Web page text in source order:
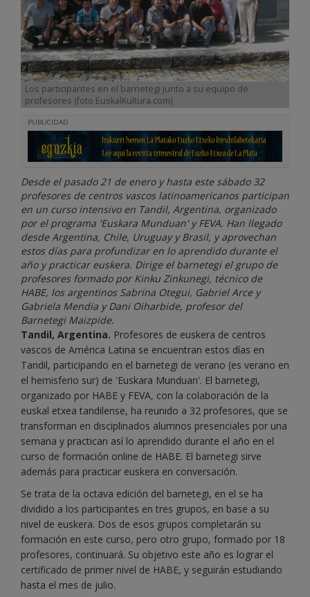
Los participantes en el barnetegi junto a su equipo de
profesores (foto EuskalKultura.com)
PUBLICIDAD
Desde el pasado 21 de enero y hasta este sábado 32
profesores de centros vascos latinoamericanos participan
en un curso intensivo en Tandil, Argentina, organizado
por el programa 'Euskara Munduan' y FEVA. Han llegado
desde Argentina, Chile, Uruguay y Brasil, y aprovechan
estos días para profundizar en lo aprendido durante el
año y practicar euskera. Dirige el barnetegi el grupo de
profesores formado por Kinku Zinkunegi, técnico de
HABE, los argentinos Sabrina Otegui, Gabriel Arce y
Gabriela Mendia y Dani Oiharbide, profesor del
Barnetegi Maizpide.
Tandil, Argentina. Profesores de euskera de centros
vascos de América Latina se encuentran estos días en
Tandil, participando en el barnetegi de verano (es verano en
el hemisferio sur) de 'Euskara Munduan'. El barnetegi,
organizado por HABE y FEVA, con la colaboración de la
euskal etxea tandilense, ha reunido a 32 profesores, que se
transforman en disciplinados alumnos presenciales por una
semana y practican así lo aprendido durante el año en el
curso de formación online de HABE. El barnetegi sirve
además para practicar euskera en conversación.
Se trata de la octava edición del barnetegi, en el se ha
dividido a los participantes en tres grupos, en base a su
nivel de euskera. Dos de esos grupos completarán su
formación en este curso, pero otro grupo, formado por 18
profesores, continuará. Su objetivo este año es lograr el
certificado de primer nivel de HABE, y seguirán estudiando
hasta el mes de julio.